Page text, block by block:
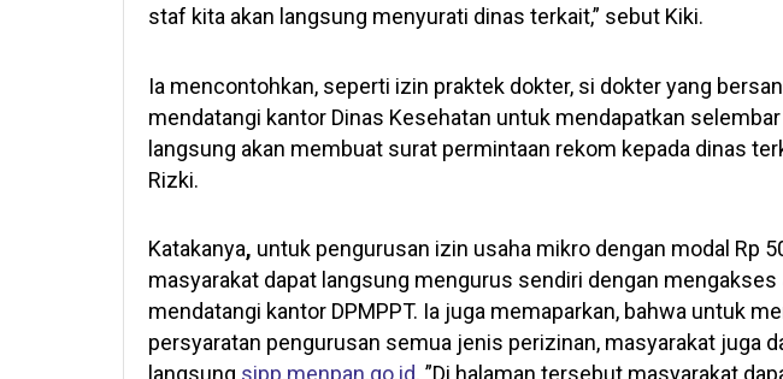
staf kita akan langsung menyurati dinas terkait,” sebut Kiki.
Ia mencontohkan, seperti izin praktek dokter, si dokter yang
mendatangi kantor Dinas Kesehatan untuk mendapatkan selembar
langsung akan membuat surat permintaan rekom kepada dinas
Rizki.
Katakanya, untuk pengurusan izin usaha mikro dengan modal Rp
masyarakat dapat langsung mengurus sendiri dengan mengakses
mendatangi kantor DPMPPT. Ia juga memaparkan, bahwa untuk
persyaratan pengurusan semua jenis perizinan, masyarakat juga